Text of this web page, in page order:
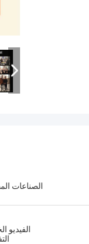
الصناعات
الفيديو